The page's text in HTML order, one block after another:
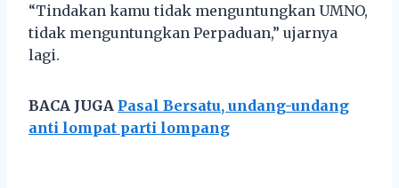
“Tindakan kamu tidak menguntungkan UMNO,
tidak menguntungkan Perpaduan,” ujarnya
lagi.
BACA JUGA Pasal Bersatu, undang-undang
anti lompat parti lompang